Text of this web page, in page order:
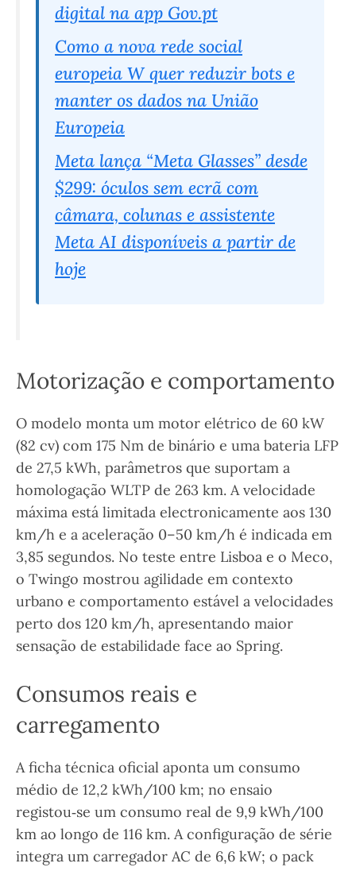
digital na app Gov.pt
Como a nova rede social
europeia W quer reduzir bots e
manter os dados na União
Europeia
Meta lança “Meta Glasses” desde
$299: óculos sem ecrã com
câmara, colunas e assistente
Meta AI disponíveis a partir de
hoje
Motorização e comportamento
O modelo monta um motor elétrico de 60 kW
(82 cv) com 175 Nm de binário e uma bateria LFP
de 27,5 kWh, parâmetros que suportam a
homologação WLTP de 263 km. A velocidade
máxima está limitada electronicamente aos 130
km/h e a aceleração 0–50 km/h é indicada em
3,85 segundos. No teste entre Lisboa e o Meco,
o Twingo mostrou agilidade em contexto
urbano e comportamento estável a velocidades
perto dos 120 km/h, apresentando maior
sensação de estabilidade face ao Spring.
Consumos reais e
carregamento
A ficha técnica oficial aponta um consumo
médio de 12,2 kWh/100 km; no ensaio
registou‑se um consumo real de 9,9 kWh/100
km ao longo de 116 km. A configuração de série
integra um carregador AC de 6,6 kW; o pack